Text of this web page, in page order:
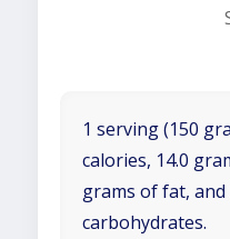
1 serving (150
calories, 14.0
grams of fat,
carbohydrates.